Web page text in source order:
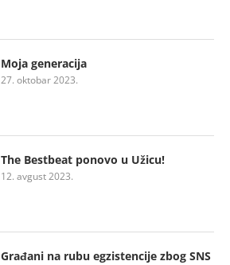
Moja generacija
27. oktobar 2023.
The Bestbeat ponovo u Užicu!
12. avgust 2023.
Građani na rubu egzistencije zbog SNS